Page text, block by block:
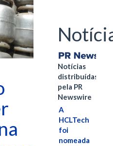
Notícias
distribuídas
pela PR
Newswire
A
HCLTech
foi
nomeada